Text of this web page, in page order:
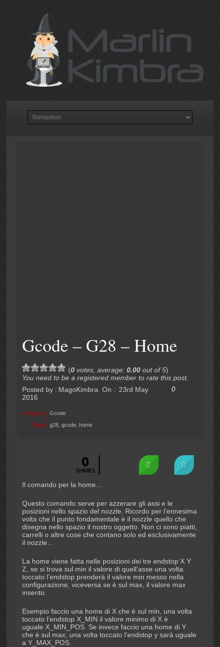
Gcode – G28 – Home
(0votes, average: 0.00out of 5)
You need to be a registered member to rate this post.
Posted by : MagoKimbra On : 23rd May
2016
0
Category
:
Gcode
Tags: g28 ,gcode ,home
0
SHARES
Il comando per la home…
Questo comando serve per azzerare gli assi e le
posizioni nello spazio del nozzle. Ricordo per l’ennesima
volta che il punto fondamentale è il nozzle quello che
disegna nello spazio il nostro oggetto. Non ci sono piatti,
carrelli o altre cose che contano solo ed esclusivamente
il nozzle…
La home viene fatta nelle posizioni dei tre endstop X Y
Z, se si trova sul min il valore di quell’asse una volta
toccato l’endstop prenderà il valore min messo nella
configurazione, viceversa se è sul max, il valore max
inserito.
Esempio faccio una home di X che è sul min, una volta
toccato l’endstop X_MIN il valore minimo di X è
uguale X_MIN_POS. Se invece faccio una home di Y
che è sul max, una volta toccato l’endstop y sarà uguale
a Y_MAX_POS.